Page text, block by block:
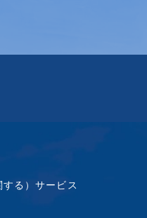
る）サービス